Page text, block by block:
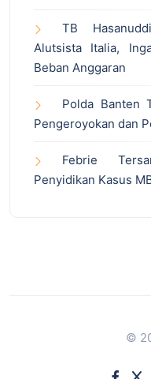
TB
Alutsista Italia,
Beban Anggaran
Polda Banten
Pengeroyokan dan
Febrie
Penyidikan Kasus
©